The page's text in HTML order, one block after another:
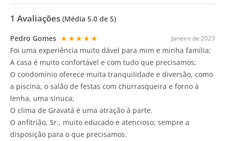
1 Avaliações (Média 5.0 de 5)
Janeiro de 2023
Pedro Gomes ★★★★★
Foi uma experiência muito dável para mim e minha família;
A casa é muito confortável e com tudo que precisamos;
O condomínio oferece muita tranquilidade e diversão, como
a piscina, o salão de festas com churrasqueira e forno à
lenha, uma sinuca;
O clima de Gravatá é uma atração à parte.
O anfitrião, Sr., muito educado e atencioso; sempre a
disposição para o que precisamos.